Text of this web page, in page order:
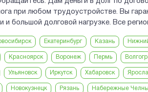
при любом трудоустройстве. Вы
и большой долговой нагрузке. Все
Екатеринбург Казань
Красноярск Воронеж Пермь
Ульяновск Иркутск Хабаровск
Новокузнецк Рязань Набережные Челны